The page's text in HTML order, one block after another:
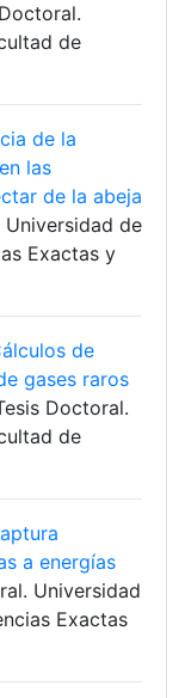
de
de la
las
de la abeja
de
Exactas y
de
gases raros
Doctoral.
de
a energías
Universidad
Exactas